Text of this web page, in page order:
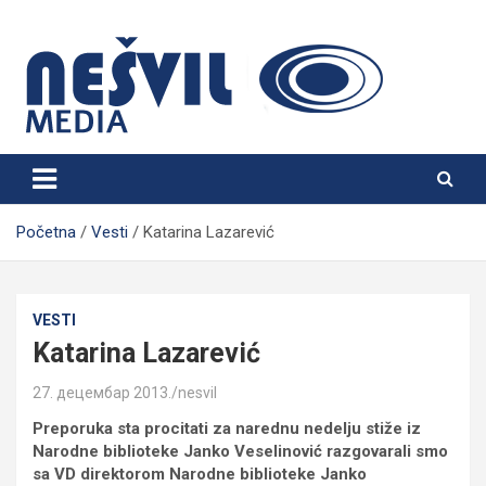
content
Nešvil Media Bogatić
Početna Vesti Katarina Lazarević
VESTI
Katarina Lazarević
27. децембар 2013. nesvil
Preporuka sta procitati za narednu nedelju stiže iz
Narodne biblioteke Janko Veselinović razgovarali smo
sa VD direktorom Narodne biblioteke Janko